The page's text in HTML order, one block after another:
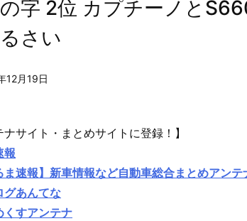
字 2位 カプチーノと
さい
12月19日
ナサイト・まとめサイトに登録！】
報
ま速報】新車情報など自動車総合まとめアンテ
グあんてな
くすアンテナ